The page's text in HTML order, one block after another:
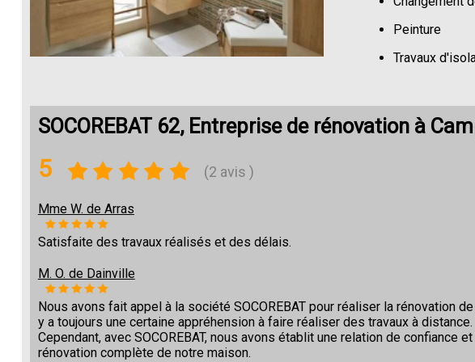
Peinture
Travaux
SOCOREBAT 62, Entreprise de rénovation à
5 (2 avis )
Mme W. de Arras
Satisfaite des travaux réalisés et des délais.
M. O. de Dainville
Nous avons fait appel à la société SOCOREBAT pour réaliser la rénovation
y a toujours une certaine appréhension à faire réaliser des travaux à distance.
Cependant, avec SOCOREBAT, nous avons établit une relation de confiance
rénovation complète de notre maison.